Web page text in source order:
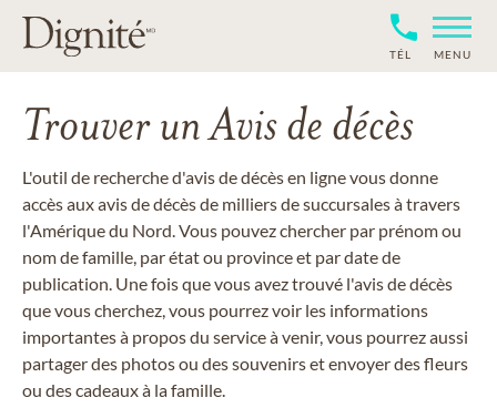
TÉL MENU
Trouver un Avis de décès
L'outil de recherche d'avis de décès en ligne vous donne
accès aux avis de décès de milliers de succursales à travers
l'Amérique du Nord. Vous pouvez chercher par prénom ou
nom de famille, par état ou province et par date de
publication. Une fois que vous avez trouvé l'avis de décès
que vous cherchez, vous pourrez voir les informations
importantes à propos du service à venir, vous pourrez aussi
partager des photos ou des souvenirs et envoyer des fleurs
ou des cadeaux à la famille.